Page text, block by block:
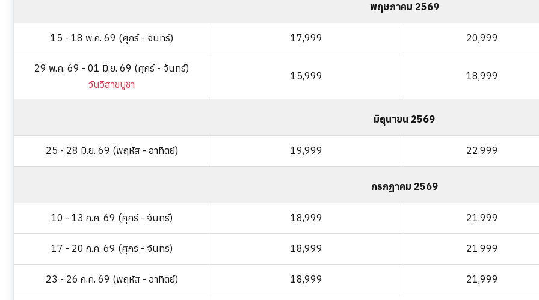
พฤษภาคม 2569
15 - 18 พ.ค. 69 (ศุกร์ - จันทร์) 17,999 20,999
29 พ.ค. 69 - 01 มิ.ย. 69 (ศุกร์ - จันทร์)
วันวิสาขบูชา
15,999 18,999
มิถุนายน 2569
25 - 28 มิ.ย. 69 (พฤหัส - อาทิตย์) 19,999 22,999
กรกฎาคม 2569
10 - 13 ก.ค. 69 (ศุกร์ - จันทร์) 18,999 21,999
17 - 20 ก.ค. 69 (ศุกร์ - จันทร์) 18,999 21,999
23 - 26 ก.ค. 69 (พฤหัส - อาทิตย์) 18,999 21,999